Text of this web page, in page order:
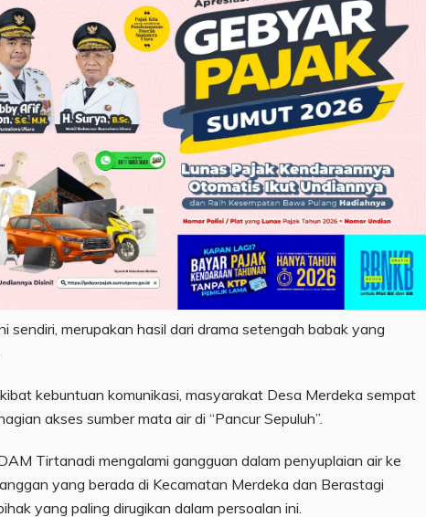
sendiri, merupakan hasil dari drama setengah babak yang
kebuntuan komunikasi, masyarakat Desa Merdeka sempat
akses sumber mata air di “Pancur Sepuluh”.
Tirtanadi mengalami gangguan dalam penyuplaian air ke
yang berada di Kecamatan Merdeka dan Berastagi
yang paling dirugikan dalam persoalan ini.